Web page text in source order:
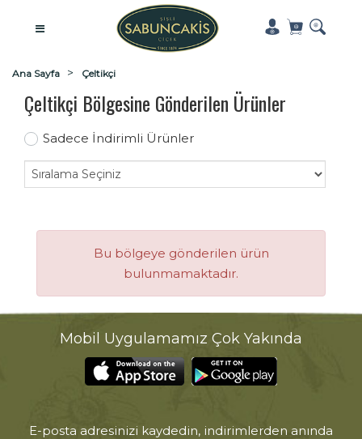
Ana Sayfa Çeltikçi
Çeltikçi Bölgesine Gönderilen Ürünler
Sadece İndirimli Ürünler
Bu bölgeye gönderilen ürün
bulunmamaktadır.
Mobil Uygulamamız Çok Yakında
E-posta adresinizi kaydedin, indirimlerden anında